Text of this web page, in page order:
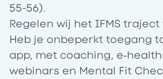
55-56).
Regelen wij het IFMS traject
Heb je onbeperkt toegang
app, met coaching,
webinars en Mental Fit